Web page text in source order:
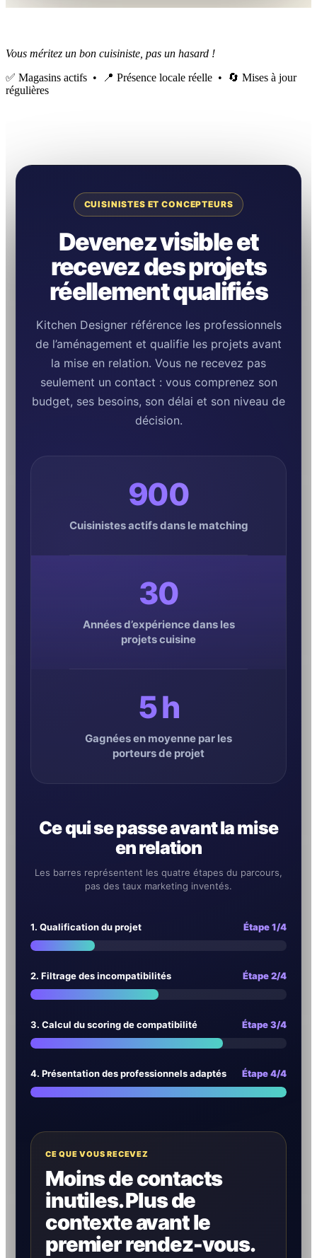
Vous méritez un bon cuisiniste, pas un hasard !
✅ Magasins actifs • 📍 Présence locale réelle • 🔄 Mises à jour
régulières
CUISINISTES ET CONCEPTEURS
Devenez visible et
recevez des projets
réellement qualifiés
Kitchen Designer référence les professionnels
de l’aménagement et qualifie les projets avant
la mise en relation. Vous ne recevez pas
seulement un contact : vous comprenez son
budget, ses besoins, son délai et son niveau de
décision.
900
Cuisinistes actifs dans le matching
30
Années d’expérience dans les
projets cuisine
5 h
Gagnées en moyenne par les
porteurs de projet
Ce qui se passe avant la mise
en relation
Les barres représentent les quatre étapes du parcours,
pas des taux marketing inventés.
1. Qualification du projet Étape 1/4
2. Filtrage des incompatibilités Étape 2/4
3. Calcul du scoring de compatibilité Étape 3/4
4. Présentation des professionnels adaptés Étape 4/4
CE QUE VOUS RECEVEZ
Moins de contacts
inutiles. Plus de
contexte avant le
premier rendez-vous.